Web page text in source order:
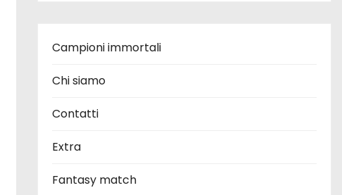
Campioni immortali
Chi siamo
Contatti
Extra
Fantasy match